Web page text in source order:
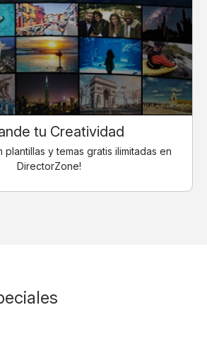
tu Creatividad
plantillas y temas gratis ilimitadas en
DirectorZone!